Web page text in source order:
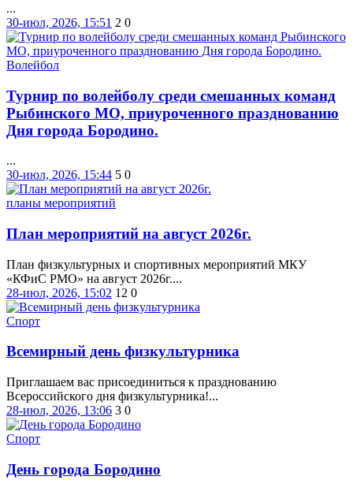
...
30-июл, 2026, 15:51 2 0
Волейбол
Турнир по волейболу среди смешанных команд
Рыбинского МО, приуроченного празднованию
Дня города Бородино.
...
30-июл, 2026, 15:44 5 0
планы мероприятий
План мероприятий на август 2026г.
План физкультурных и спортивных мероприятий МКУ
«КФиС РМО» на август 2026г....
28-июл, 2026, 15:02 12 0
Спорт
Всемирный день физкультурника
Приглашаем вас присоединиться к празднованию
Всероссийского дня физкультурника!...
28-июл, 2026, 13:06 3 0
Спорт
День города Бородино